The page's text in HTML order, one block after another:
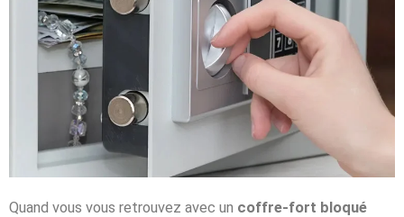
Quand vous vous retrouvez avec un coffre-fort bloqué